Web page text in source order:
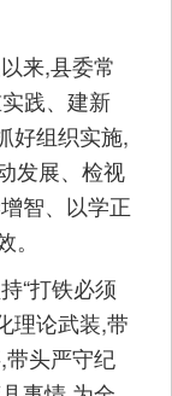
来,县委常
践、建新
好组织实施,
发展、检视
智、以学正
“打铁必须
理论武装,带
头严守纪